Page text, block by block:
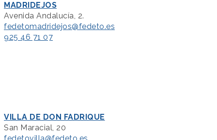
MADRIDEJOS
Avenida Andalucía, 2.
fedetomadridejos@fedeto.es
925 46 71 07
VILLA DE DON FADRIQUE
San Maracial, 20